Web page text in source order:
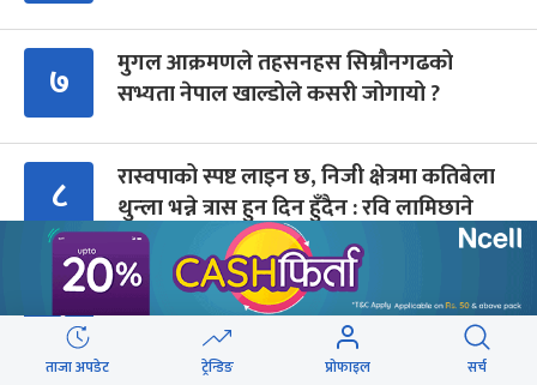
७
मुगल आक्रमणले तहसनहस सिम्रौनगढको
सभ्यता नेपाल खाल्डोले कसरी जोगायो ?
८
रास्वपाको स्पष्ट लाइन छ, निजी क्षेत्रमा कतिबेला
थुन्ला भन्ने त्रास हुन दिन हुँदैन : रवि लामिछाने
९ जुँगुको छहरा झरनाको मोहनी
ताजा अपडेट ट्रेन्डिङ प्रोफाइल सर्च